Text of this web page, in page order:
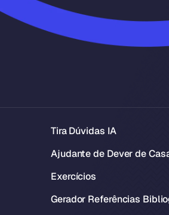
Tira Dúvidas IA
Ajudante de Dever de
Exercícios
Gerador Referências